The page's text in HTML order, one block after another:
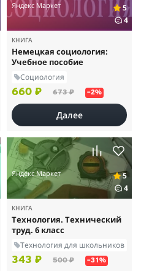
Яндекс Маркет
5
4
КНИГА
Немецкая социология:
Учебное пособие
Социология
660 ₽ 673 ₽ –2%
Далее
Яндекс Маркет
5
4
КНИГА
Технология. Технический
труд. 6 класс
Технология для школьников
343 ₽ 500 ₽ –31%